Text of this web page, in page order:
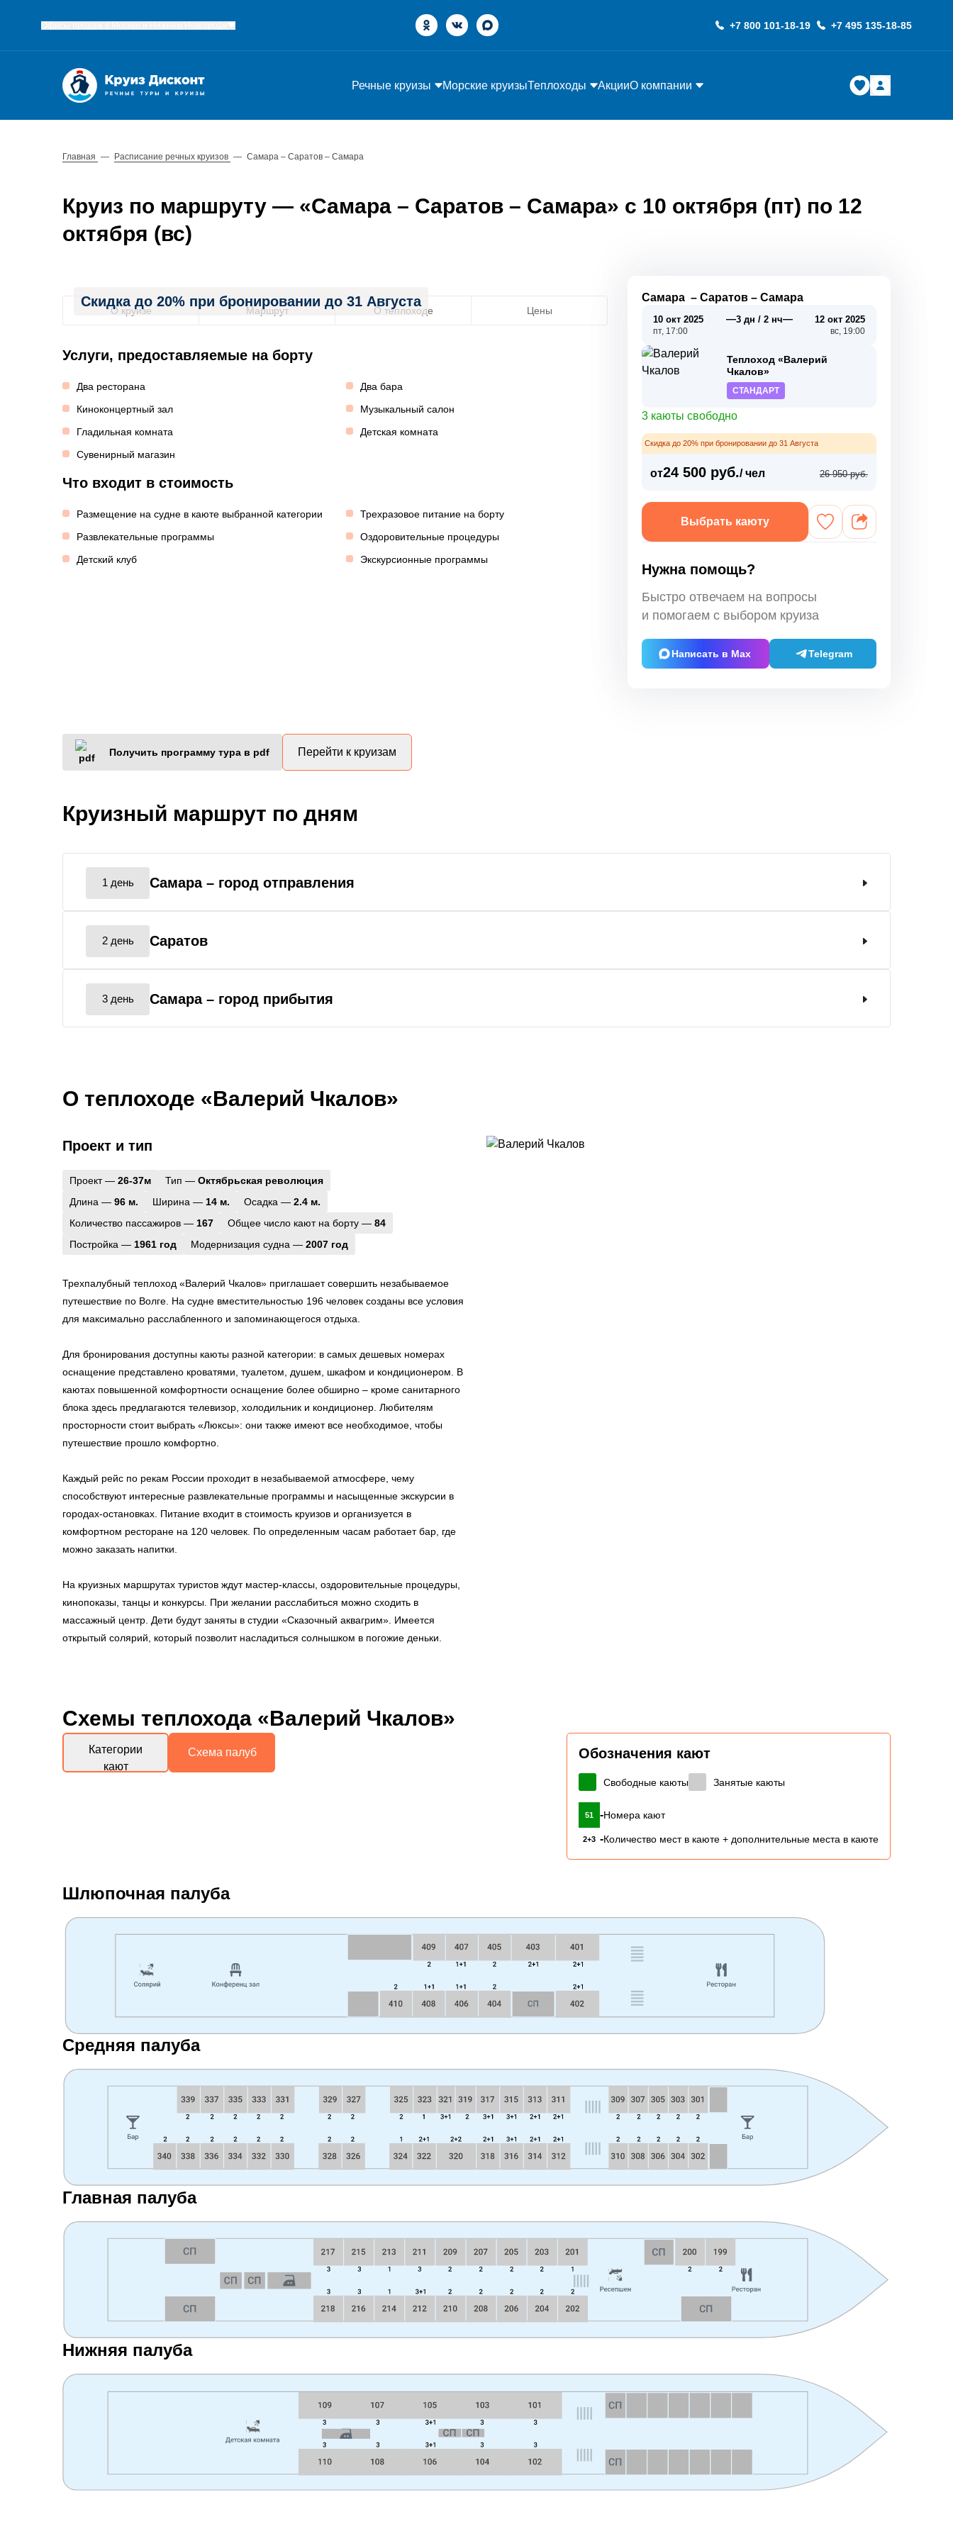
+7 800 101-18-19 +7 495 135-18-85
Речные круизы Морские круизыТеплоходы АкцииО компании
Главная — Расписание речных круизов — Самара – Саратов – Самара
Круиз по маршруту — «Самара – Саратов – Самара» с 10 октября (пт) по 12
октября (вс)
Скидка до 20% при бронировании до 31 Августа
О круизе Маршрут О теплоходе Цены
Услуги, предоставляемые на борту
Два ресторана
Два бара
Киноконцертный зал
Музыкальный салон
Гладильная комната
Детская комната
Сувенирный магазин
Что входит в стоимость
Размещение на судне в каюте выбранной категории
Трехразовое питание на борту
Развлекательные программы
Оздоровительные процедуры
Детский клуб
Экскурсионные программы
Самара –Саратов –Самара
10 окт 2025
пт, 17:00
—3 дн / 2 нч— 12 окт 2025
вс, 19:00
Теплоход «Валерий
Чкалов»
СТАНДАРТ
3 каюты свободно
Скидка до 20% при бронировании до 31 Августа
от24 500 руб./ чел 26 950 руб.
Выбрать каюту
Нужна помощь?
Быстро отвечаем на вопросы
и помогаем с выбором круиза
Написать в Max Telegram
Получить программу тура в pdf Перейти к круизам
Круизный маршрут по дням
1 день Самара – город отправления
2 день Саратов
3 день Самара – город прибытия
О теплоходе «Валерий Чкалов»
Проект и тип
Проект — 26-37м Тип — Октябрьская революция
Длина — 96 м. Ширина — 14 м. Осадка — 2.4 м.
Количество пассажиров — 167 Общее число кают на борту — 84
Постройка — 1961 год Модернизация судна — 2007 год
Трехпалубный теплоход «Валерий Чкалов» приглашает совершить незабываемое
путешествие по Волге. На судне вместительностью 196 человек созданы все условия
для максимально расслабленного и запоминающегося отдыха.
Для бронирования доступны каюты разной категории: в самых дешевых номерах
оснащение представлено кроватями, туалетом, душем, шкафом и кондиционером. В
каютах повышенной комфортности оснащение более обширно – кроме санитарного
блока здесь предлагаются телевизор, холодильник и кондиционер. Любителям
просторности стоит выбрать «Люксы»: они также имеют все необходимое, чтобы
путешествие прошло комфортно.
Каждый рейс по рекам России проходит в незабываемой атмосфере, чему
способствуют интересные развлекательные программы и насыщенные экскурсии в
городах-остановках. Питание входит в стоимость круизов и организуется в
комфортном ресторане на 120 человек. По определенным часам работает бар, где
можно заказать напитки.
На круизных маршрутах туристов ждут мастер-классы, оздоровительные процедуры,
кинопоказы, танцы и конкурсы. При желании расслабиться можно сходить в
массажный центр. Дети будут заняты в студии «Сказочный аквагрим». Имеется
открытый солярий, который позволит насладиться солнышком в погожие деньки.
Схемы теплохода «Валерий Чкалов»
Обозначения кают
Свободные каюты Занятые каюты
51 -Номера кают
2+3 -Количество мест в каюте + дополнительные места в каюте
Категории
кают
Схема палуб
Шлюпочная палуба
Средняя палуба
Главная палуба
Нижняя палуба